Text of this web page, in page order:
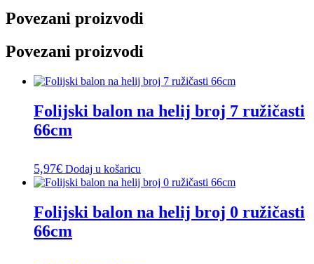
Povezani proizvodi
Povezani proizvodi
Folijski balon na helij broj 7 ružičasti
66cm
5,97€ Dodaj u košaricu
Folijski balon na helij broj 0 ružičasti
66cm